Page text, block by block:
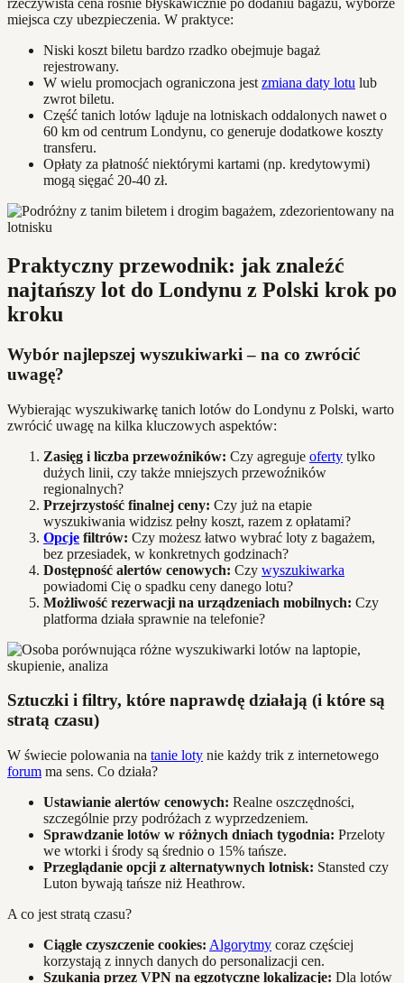
rzeczywista cena rośnie błyskawicznie po dodaniu bagażu, wyborze
miejsca czy ubezpieczenia. W praktyce:
Niski koszt biletu bardzo rzadko obejmuje bagaż
rejestrowany.
W wielu promocjach ograniczona jest zmiana daty lotu lub
zwrot biletu.
Część tanich lotów ląduje na lotniskach oddalonych nawet o
60 km od centrum Londynu, co generuje dodatkowe koszty
transferu.
Opłaty za płatność niektórymi kartami (np. kredytowymi)
mogą sięgać 20-40 zł.
Praktyczny przewodnik: jak znaleźć
najtańszy lot do Londynu z Polski krok po
kroku
Wybór najlepszej wyszukiwarki – na co zwrócić
uwagę?
Wybierając wyszukiwarkę tanich lotów do Londynu z Polski, warto
zwrócić uwagę na kilka kluczowych aspektów:
Zasięg i liczba przewoźników: Czy agreguje oferty tylko
dużych linii, czy także mniejszych przewoźników
regionalnych?
Przejrzystość finalnej ceny: Czy już na etapie
wyszukiwania widzisz pełny koszt, razem z opłatami?
Opcje filtrów: Czy możesz łatwo wybrać loty z bagażem,
bez przesiadek, w konkretnych godzinach?
Dostępność alertów cenowych: Czy wyszukiwarka
powiadomi Cię o spadku ceny danego lotu?
Możliwość rezerwacji na urządzeniach mobilnych: Czy
platforma działa sprawnie na telefonie?
Sztuczki i filtry, które naprawdę działają (i które są
stratą czasu)
W świecie polowania na tanie loty nie każdy trik z internetowego
forum ma sens. Co działa?
Ustawianie alertów cenowych: Realne oszczędności,
szczególnie przy podróżach z wyprzedzeniem.
Sprawdzanie lotów w różnych dniach tygodnia: Przeloty
we wtorki i środy są średnio o 15% tańsze.
Przeglądanie opcji z alternatywnych lotnisk: Stansted czy
Luton bywają tańsze niż Heathrow.
A co jest stratą czasu?
Ciągłe czyszczenie cookies: Algorytmy coraz częściej
korzystają z innych danych do personalizacji cen.
Szukania przez VPN na egzotyczne lokalizacje: Dla lotów